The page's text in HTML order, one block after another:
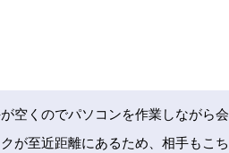
空くのでパソコンを作業しながら
が至近距離にあるため、相手もこ